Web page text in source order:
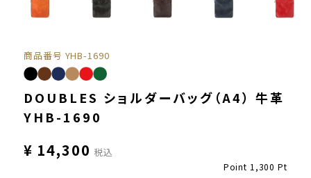
商品番号 YHB-1690
DOUBLES ショルダーバッグ（A4） 牛革
YHB-1690
¥ 14,300 税込
Point 1,300 Pt